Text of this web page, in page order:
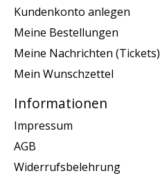
Kundenkonto anlegen
Meine Bestellungen
Meine Nachrichten (Tickets)
Mein Wunschzettel
Informationen
Impressum
AGB
Widerrufsbelehrung